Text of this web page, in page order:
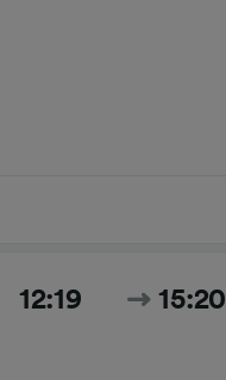
12:19 15:20